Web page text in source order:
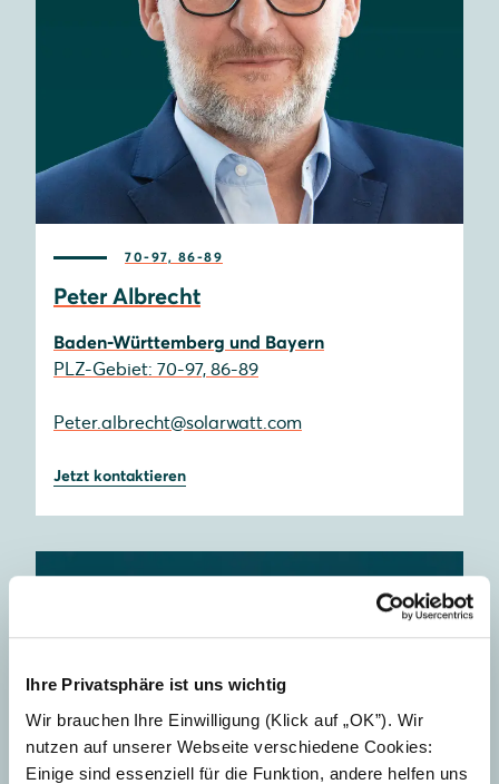
Ihre Privatsphäre ist uns wichtig
Wir brauchen Ihre Einwilligung (Klick auf „OK”). Wir
nutzen auf unserer Webseite verschiedene Cookies:
Einige sind essenziell für die Funktion, andere helfen uns
70-97, 86-89
Peter Albrecht
Baden-Württemberg und Bayern
PLZ-Gebiet: 70-97, 86-89
Peter.albrecht@solarwatt.com
Jetzt kontaktieren